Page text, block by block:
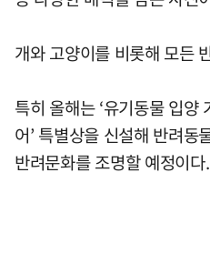
개와 고양이를 비롯해 모든
특히 올해는 ‘유기동물 입양
어’ 특별상을 신설해 반려동
반려문화를 조명할 예정이다.